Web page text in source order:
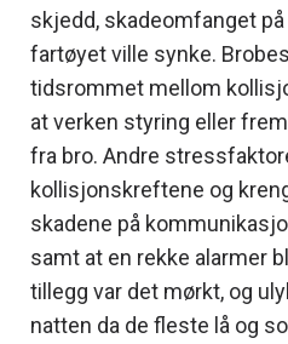
skjedd, skadeomfanget
fartøyet ville synke.
tidsrommet mellom
at verken styring eller
fra bro. Andre
kollisjonskreftene og
skadene på
samt at en rekke alarmer
tillegg var det mørkt, og
natten da de fleste lå og